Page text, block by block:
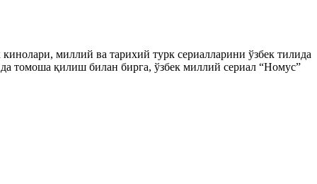
миллий ва тарихий турк сериалларини ўзбек тилида
томоша қилиш билан бирга, ўзбек миллий сериал “Номус”